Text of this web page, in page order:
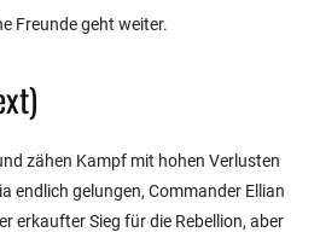
Freunde geht weiter.
zähen Kampf mit hohen Verlusten
endlich gelungen, Commander Ellian
erkaufter Sieg für die Rebellion, aber